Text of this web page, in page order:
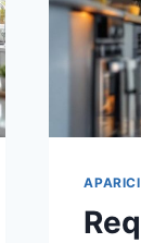
APARICI